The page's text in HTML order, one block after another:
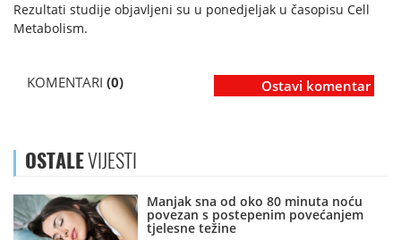
Rezultati studije objavljeni su u ponedjeljak u časopisu Cell
Metabolism.
KOMENTARI (0) Ostavi komentar
OSTALEVIJESTI
Manjak sna od oko 80 minuta noću
povezan s postepenim povećanjem
tjelesne težine